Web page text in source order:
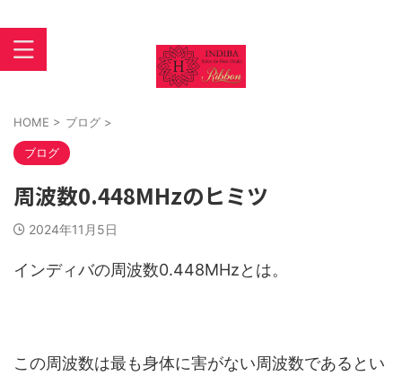
HOME > ブログ >
ブログ
周波数0.448MHzのヒミツ
2024年11月5日
インディバの周波数0.448MHzとは。
この周波数は最も身体に害がない周波数であるとい